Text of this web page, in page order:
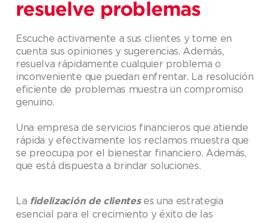
resuelve problemas
Escuche activamente a sus clientes y tome en
cuenta sus opiniones y sugerencias. Además,
resuelva rápidamente cualquier problema o
inconveniente que puedan enfrentar. La resolución
eficiente de problemas muestra un compromiso
genuino.
Una empresa de servicios financieros que atiende
rápida y efectivamente los reclamos muestra que
se preocupa por el bienestar financiero. Además,
que está dispuesta a brindar soluciones.
La fidelización de clienteses una estrategia
esencial para el crecimiento y éxito de las